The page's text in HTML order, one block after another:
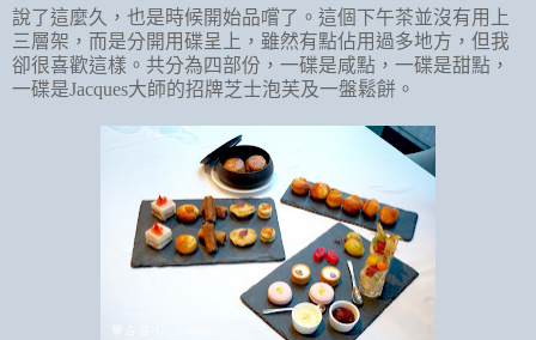
說了這麼久，也是時候開始品嚐了。這個下午茶並沒有用上
三層架，而是分開用碟呈上，雖然有點佔用過多地方，但我
卻很喜歡這樣。共分為四部份，一碟是咸點，一碟是甜點，
一碟是Jacques大師的招牌芝士泡芙及一盤鬆餅。